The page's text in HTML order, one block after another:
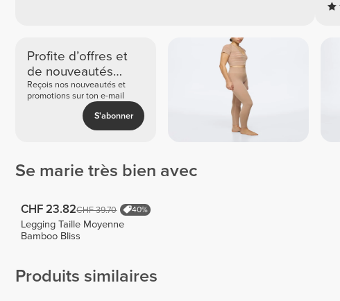
Profite d’offres et
de nouveautés
exclusives
Reçois nos nouveautés et
promotions sur ton e-mail
S'abonner
Se marie très bien avec
CHF 23.82CHF 39.70 40%
Legging Taille Moyenne
Bamboo Bliss
Produits similaires